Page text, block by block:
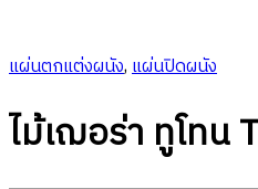
แผ่นตกแต่งผนัง,แผ่นปิดผนัง
ไม้เฌอร่า ทูโทน